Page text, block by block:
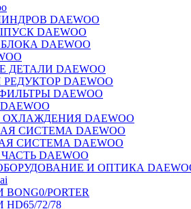
DAEWOO
DAEWOO
DAEWOO
ДЕТАЛИ DAEWOO
DAEWOO
DAEWOO
DAEWOO
СИСТЕМА DAEWOO
СИСТЕМА DAEWOO
DAEWOO
И ОПТИКА
PORTER
72/78